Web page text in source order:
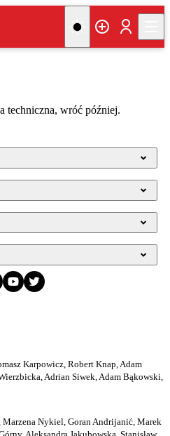
techniczna, wróć później.
Karpowicz, Robert Knap, Adam
Adrian Siwek, Adam Bąkowski,
Nykiel, Goran Andrijanić, Marek